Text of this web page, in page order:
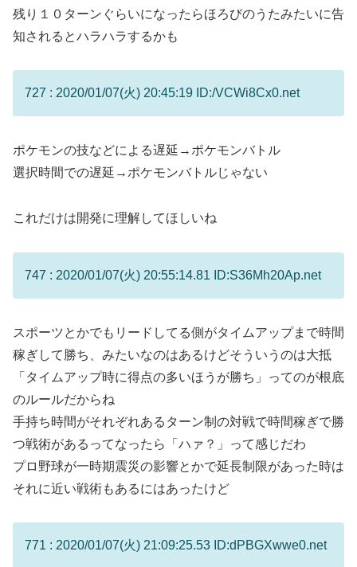
残り１０ターンぐらいになったらほろびのうたみたいに告
知されるとハラハラするかも
727 : 2020/01/07(火) 20:45:19 ID:/VCWi8Cx0.net
ポケモンの技などによる遅延→ポケモンバトル
選択時間での遅延→ポケモンバトルじゃない
これだけは開発に理解してほしいね
747 : 2020/01/07(火) 20:55:14.81 ID:S36Mh20Ap.net
スポーツとかでもリードしてる側がタイムアップまで時間
稼ぎして勝ち、みたいなのはあるけどそういうのは大抵
「タイムアップ時に得点の多いほうが勝ち」ってのが根底
のルールだからね
手持ち時間がそれぞれあるターン制の対戦で時間稼ぎで勝
つ戦術があるってなったら「ハァ？」って感じだわ
プロ野球が一時期震災の影響とかで延長制限があった時は
それに近い戦術もあるにはあったけど
771 : 2020/01/07(火) 21:09:25.53 ID:dPBGXwwe0.net